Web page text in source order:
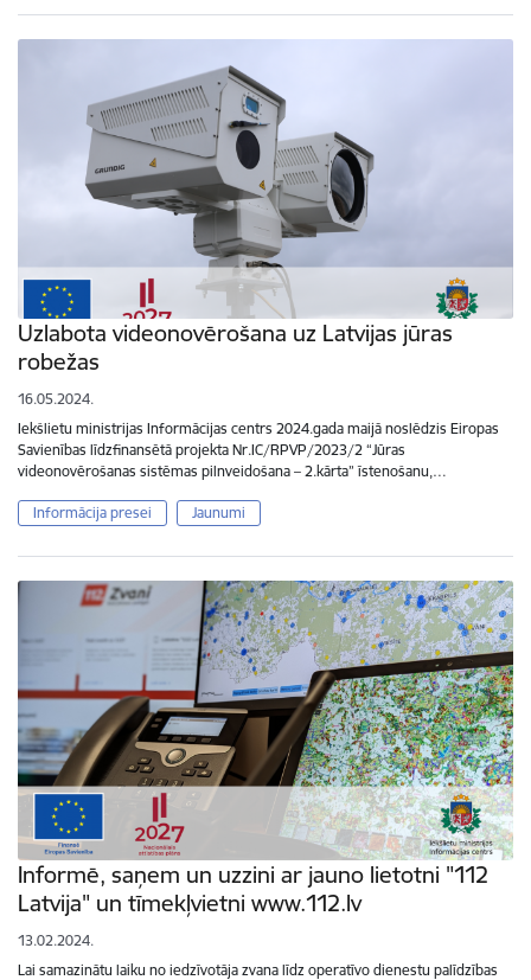
Uzlabota videonovērošana uz Latvijas jūras
robežas
16.05.2024.
Iekšlietu ministrijas Informācijas centrs 2024.gada maijā noslēdzis Eiropas
Savienības līdzfinansētā projekta Nr.IC/RPVP/2023/2 “Jūras
videonovērošanas sistēmas pilnveidošana – 2.kārta” īstenošanu,…
Informācija presei Jaunumi
Informē, saņem un uzzini ar jauno lietotni "112
Latvija" un tīmekļvietni www.112.lv
13.02.2024.
Lai samazinātu laiku no iedzīvotāja zvana līdz operatīvo dienestu palīdzības